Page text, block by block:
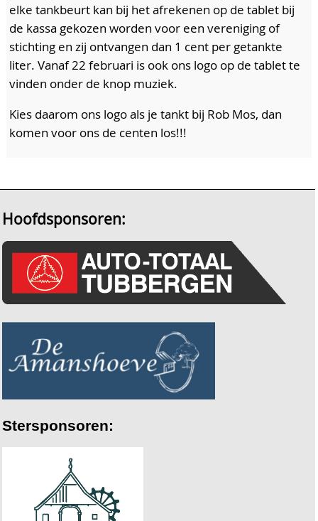
elke tankbeurt kan bij het afrekenen op de tablet bij
de kassa gekozen worden voor een vereniging of
stichting en zij ontvangen dan 1 cent per getankte
liter. Vanaf 22 februari is ook ons logo op de tablet te
vinden onder de knop muziek.
Kies daarom ons logo als je tankt bij Rob Mos, dan
komen voor ons de centen los!!!
Hoofdsponsoren:
Stersponsoren: